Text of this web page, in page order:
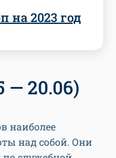
на 2023 год
— 20.06)
наиболее
над собой. Они